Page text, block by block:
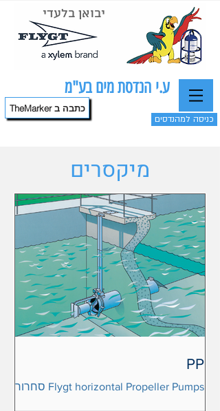
יבואן בלעדי
ע.י הנדסת מים בע"מ
TheMarker כתבה ב
כניסה למהנדסים
מיקסרים
PP
Flygt horizontal Propeller Pumps סחרור